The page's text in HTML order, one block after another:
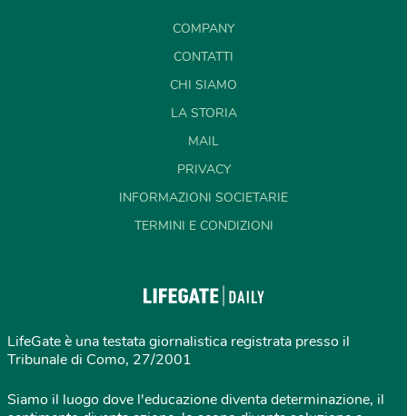
COMPANY
CONTATTI
CHI SIAMO
LA STORIA
MAIL
PRIVACY
INFORMAZIONI SOCIETARIE
TERMINI E CONDIZIONI
LifeGate è una testata giornalistica registrata presso il
Tribunale di Como, 27/2001
Siamo il luogo dove l'educazione diventa determinazione, il